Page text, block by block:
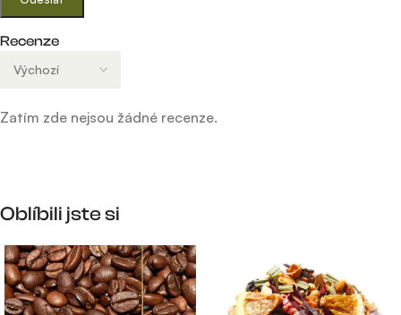
Recenze
Zatím zde nejsou žádné recenze.
Oblíbili jste si